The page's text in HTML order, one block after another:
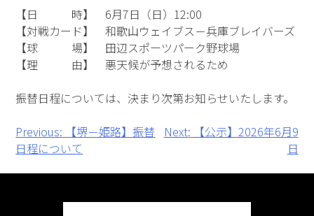
【日 時】 6月7日（日）12:00
【対戦カード】 和歌山ウェイブス－兵庫ブレイバーズ
【球 場】 田辺スポーツパーク野球場
【理 由】 悪天候が予想されるため
振替日程については、決まり次第お知らせいたします。
投
稿
Previous:
【堺－姫路】振替
日程について
Next:
【公示】2026年6月9
日